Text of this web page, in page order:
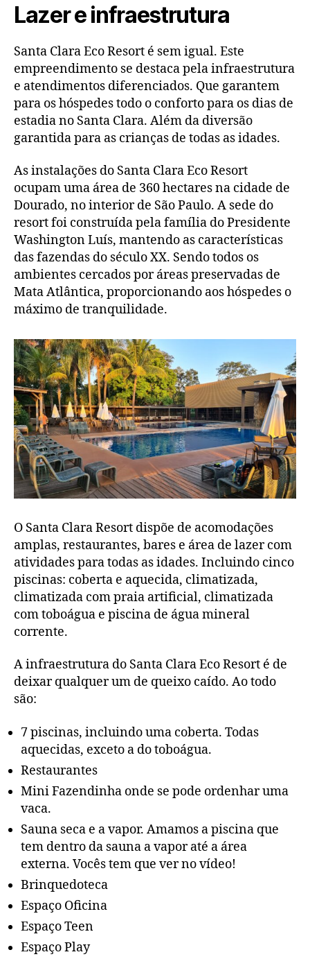
Lazer e infraestrutura
Santa Clara Eco Resort é sem igual. Este
empreendimento se destaca pela infraestrutura
e atendimentos diferenciados. Que garantem
para os hóspedes todo o conforto para os dias de
estadia no Santa Clara. Além da diversão
garantida para as crianças de todas as idades.
As instalações do Santa Clara Eco Resort
ocupam uma área de 360 hectares na cidade de
Dourado, no interior de São Paulo. A sede do
resort foi construída pela família do Presidente
Washington Luís, mantendo as características
das fazendas do século XX. Sendo todos os
ambientes cercados por áreas preservadas de
Mata Atlântica, proporcionando aos hóspedes o
máximo de tranquilidade.
O Santa Clara Resort dispõe de acomodações
amplas, restaurantes, bares e área de lazer com
atividades para todas as idades. Incluindo cinco
piscinas: coberta e aquecida, climatizada,
climatizada com praia artificial, climatizada
com toboágua e piscina de água mineral
corrente.
A infraestrutura do Santa Clara Eco Resort é de
deixar qualquer um de queixo caído. Ao todo
são:
7 piscinas, incluindo uma coberta. Todas
aquecidas, exceto a do toboágua.
Restaurantes
Mini Fazendinha onde se pode ordenhar uma
vaca.
Sauna seca e a vapor. Amamos a piscina que
tem dentro da sauna a vapor até a área
externa. Vocês tem que ver no vídeo!
Brinquedoteca
Espaço Oficina
Espaço Teen
Espaço Play